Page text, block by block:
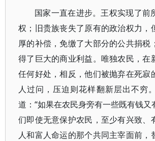
国家一直在进步。王权实现了前
权；旧贵族丧失了原有的政治权力，
厚的补偿，免缴了大部分的公共捐税
得了巨大的商业利益。唯独农民，在
任何好处，相反，他们被抛弃在死寂
人过问，压迫则花样翻新层出不穷
道：“如果在农民身旁有一些既有钱
们即使无意保护农民，至少有兴致、
人和富人命运的那个共同主宰面前，